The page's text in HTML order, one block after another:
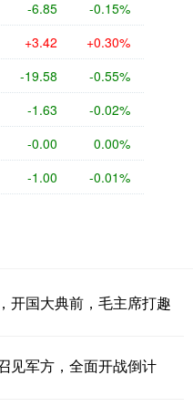
-6.85 -0.15%
+3.42 +0.30%
-19.58 -0.55%
-1.63 -0.02%
-0.00 0.00%
-1.00 -0.01%
开国大典前，毛主席打趣
见军方，全面开战倒计